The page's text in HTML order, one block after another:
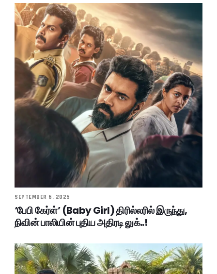
SEPTEMBER 6, 2025
‘பேபி கேர்ள்’ (Baby Girl) திரில்லரில் இருந்து,
நிவின் பாலியின் புதிய அதிரடி லுக்..!